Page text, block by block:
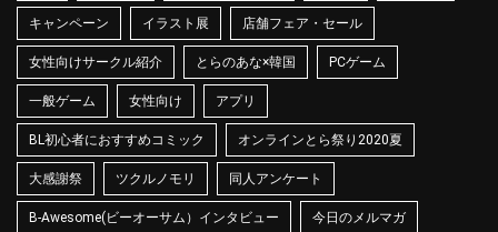
キャンペーン イラスト展 店舗フェア・セール
女性向けサークル紹介 とらのあな×韓国 PCゲーム
一般ゲーム 女性向け アプリ
BL初心者におすすめコミック オンラインとら祭り2020夏
大感謝祭 ツクルノモリ 同人アンケート
B-Awesome(ビーオーサム）インタビュー 今日のメルマガ